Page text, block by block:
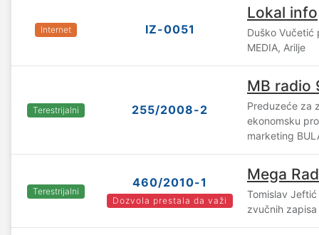
Internet IZ-0051
Lokal info
Duško Vučetić
MEDIA, Arilje
Terestrijalni 255/2008-2
MB radio
Preduzeće za
ekonomsku
marketing
Terestrijalni
460/2010-1
Dozvola prestala da važi
Mega
Tomislav
zvučnih zapisa